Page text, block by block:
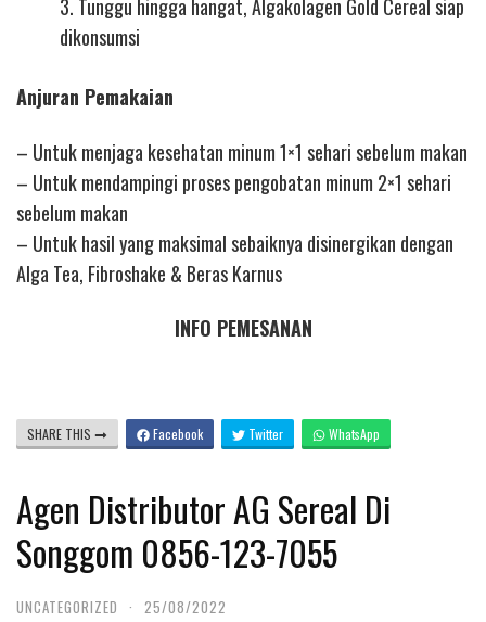
3. Tunggu hingga hangat, Algakolagen Gold Cereal siap
dikonsumsi
Anjuran Pemakaian
– Untuk menjaga kesehatan minum 1×1 sehari sebelum makan
– Untuk mendampingi proses pengobatan minum 2×1 sehari
sebelum makan
– Untuk hasil yang maksimal sebaiknya disinergikan dengan
Alga Tea, Fibroshake & Beras Karnus
INFO PEMESANAN
SHARE THIS Facebook Twitter WhatsApp
Agen Distributor AG Sereal Di
Songgom 0856-123-7055
UNCATEGORIZED · 25/08/2022